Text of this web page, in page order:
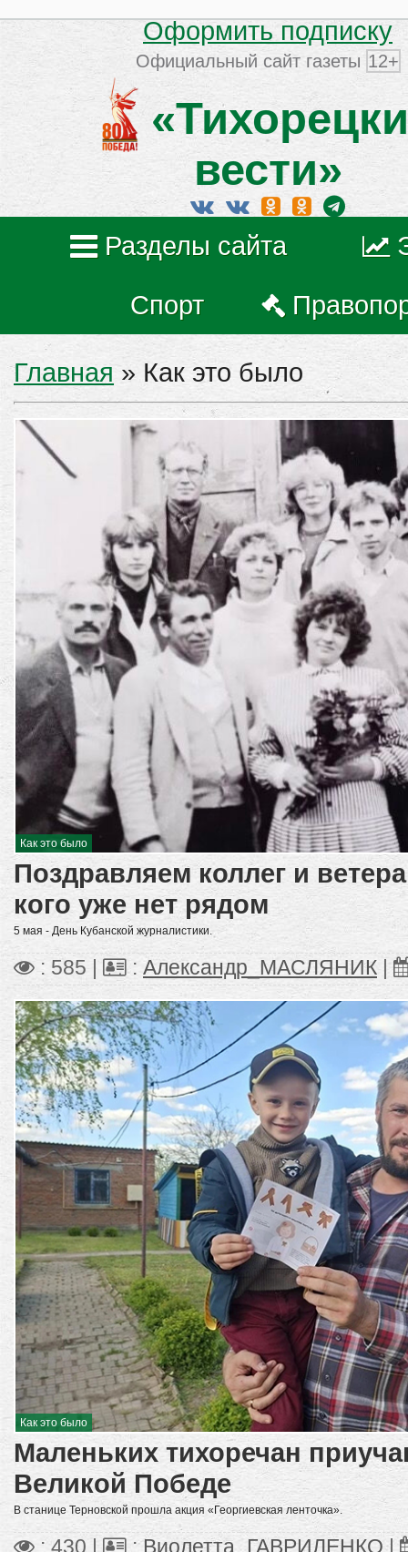
Оформить подписку
Официальный сайт газеты 12+
вести»
Разделы сайта
Спорт
Главная » Как это было
Как это было
Поздравляем коллег и
кого уже нет рядом
5 мая - День Кубанской журналистики.
: 585 | : Александр_МАСЛЯНИК
Как это было
Маленьких тихоречан
Великой Победе
В станице Терновской прошла акция «Георгиевская ленточка».
: 430 | : Виолетта_ГАВРИЛЕНКО|